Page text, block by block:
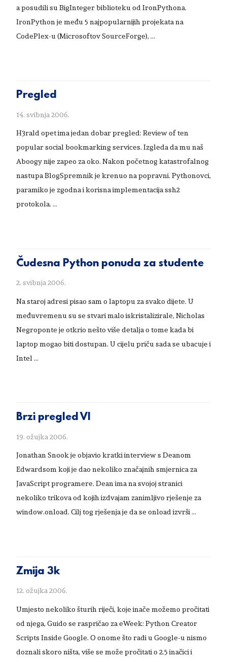
a posudili su BigInteger biblioteku od IronPythona.
IronPython je među 5 najpopularnijih projekata na
CodePlex-u (Microsoftov SourceForge), …
Pregled
14. svibnja 2006.
H3rald opet ima jedan dobar pregled: Review of ten
popular social bookmarking services. Izgleda da mu naš
Aboogy nije zapeo za oko. Nakon početnog katastrofalnog
nastupa BlogSpremnik je krenuo na popravni. Pythonovci,
paramiko je zgodna i korisna implementacija ssh2
protokola. …
Čudesna Python ponuda za studente
2. svibnja 2006.
Na staroj adresi pisao sam o laptopu za svako dijete. U
međuvremenu su se stvari malo iskristalizirale, Nicholas
Negroponte je otkrio nešto više detalja o tome kada bi
laptop mogao biti dostupan. U cijelu priču sada se ubacuje i
Intel …
Brzi pregled VI
19. ožujka 2006.
Jonathan Snook je objavio kratki interview s Deanom
Edwardsom koji je dao nekoliko značajnih smjernica za
JavaScript programere. Dean ima na svojoj stranici
nekoliko trikova od kojih izdvajam zanimljivo rješenje za
window.onload. Cilj tog rješenja je da se onload izvrši …
Zmija 3k
12. ožujka 2006.
Umjesto nekoliko šturih riječi, koje inače možemo pročitati
od njega, Guido se raspričao za eWeek: Python Creator
Scripts Inside Google. O onome što radi u Google-u nismo
doznali skoro ništa, više se može pročitati o 2.5 inačici i